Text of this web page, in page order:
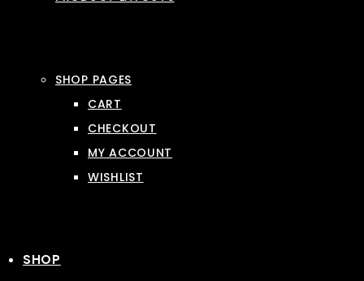
SHOP PAGES
CART
CHECKOUT
MY ACCOUNT
WISHLIST
SHOP